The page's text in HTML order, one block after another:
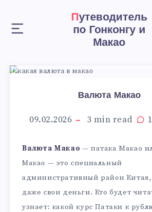
Путеводитель
по Гонконгу и
Макао
Валюта Макао
09.02.2026 3 min read 1
Валюта Макао — патака Макао
Макао — это специальный
административный район
даже свои деньги. Кто будет
узнает: какой курс Патаки к